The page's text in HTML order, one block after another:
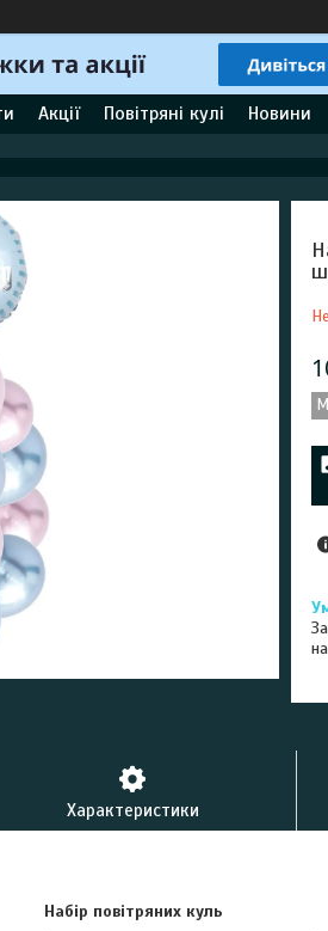
Акції Повітряні кулі Новини
Характеристики
Набір повітряних куль